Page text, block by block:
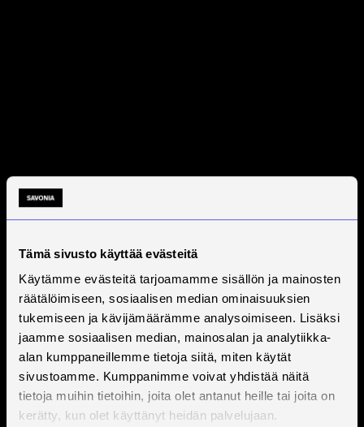
Tämä sivusto käyttää evästeitä
Käytämme evästeitä tarjoamamme sisällön ja mainosten
räätälöimiseen, sosiaalisen median ominaisuuksien
tukemiseen ja kävijämäärämme analysoimiseen. Lisäksi
jaamme sosiaalisen median, mainosalan ja analytiikka-
alan kumppaneillemme tietoja siitä, miten käytät
sivustoamme. Kumppanimme voivat yhdistää näitä
tietoja muihin tietoihin, joita olet antanut heille tai joita on
kerätty, kun olet käyttänyt heidän palvelujaan.